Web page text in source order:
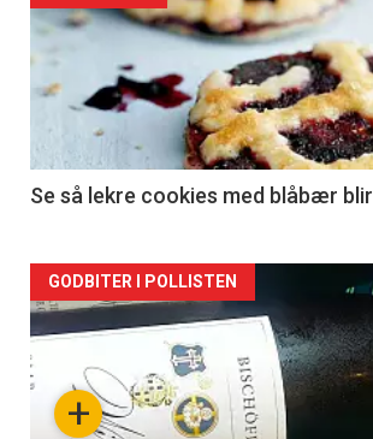
Se så lekre cookies med blåbær blir
Forsiden
akkurat
nå+
GODBITER I POLLISTEN